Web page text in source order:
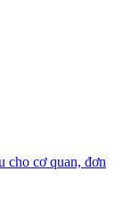
cho cơ quan, đơn